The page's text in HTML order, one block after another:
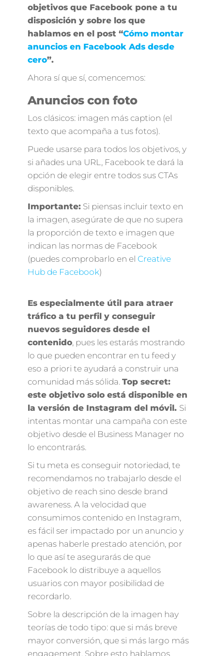
objetivos que Facebook pone a tu
disposición y sobre los que
hablamos en el post “Cómo montar
anuncios en Facebook Ads desde
cero”.
Ahora sí que sí, comencemos:
Anuncios con foto
Los clásicos: imagen más caption (el
texto que acompaña a tus fotos).
Puede usarse para todos los objetivos, y
si añades una URL, Facebook te dará la
opción de elegir entre todos sus CTAs
disponibles.
Importante:Si piensas incluir texto en
la imagen, asegúrate de que no supera
la proporción de texto e imagen que
indican las normas de Facebook
(puedes comprobarlo en el Creative
Hub de Facebook)
Es especialmente útil para atraer
tráfico a tu perfil y conseguir
nuevos seguidores desde el
contenido, pues les estarás mostrando
lo que pueden encontrar en tu feed y
eso a priori te ayudará a construir una
comunidad más sólida. Top secret:
este objetivo solo está disponible en
la versión de Instagram del móvil. Si
intentas montar una campaña con este
objetivo desde el Business Manager no
lo encontrarás.
Si tu meta es conseguir notoriedad, te
recomendamos no trabajarlo desde el
objetivo de reach sino desde brand
awareness. A la velocidad que
consumimos contenido en Instagram,
es fácil ser impactado por un anuncio y
apenas haberle prestado atención, por
lo que así te asegurarás de que
Facebook lo distribuye a aquellos
usuarios con mayor posibilidad de
recordarlo.
Sobre la descripción de la imagen hay
teorías de todo tipo: que si más breve
mayor conversión, que si más largo más
engagement. Sobre esto hablamos